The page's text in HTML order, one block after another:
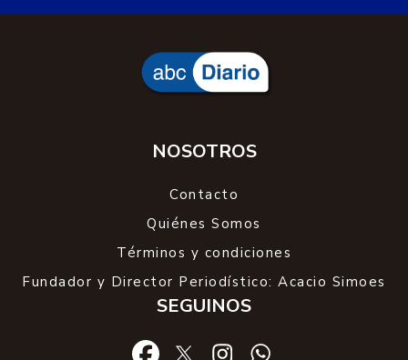
NOSOTROS
Contacto
Quiénes Somos
Términos y condiciones
Fundador y Director Periodístico: Acacio Simoes
SEGUINOS